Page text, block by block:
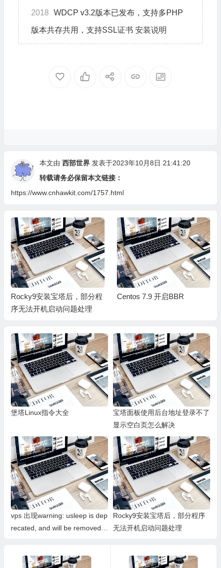
2018 WDCP v3.2版本已发布，支持多PHP
版本共存共用，支持SSL证书 安装说明
本文由 西部世界 发表于2023年10月8日 21:41:20
转载请务必保留本文链接：
https://www.cnhawkit.com/1757.html
Rocky9安装宝塔后，部分程
序无法开机启动问题处理
Centos 7.9 开启BBR
堡塔Linux指令大全
宝塔面板使用后台地址登录不了
显示空白页怎么解决
vps 出现warning: usleep is dep
recated, and will be removed i
这个问题
Rocky9安装宝塔后，部分程序
无法开机启动问题处理